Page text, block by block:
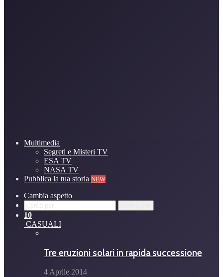
Multimedia
Segreti e Misteri TV
ESA TV
NASA TV
Pubblica la tua storia NEW
Cambia aspetto
10
CASUALI
Tre eruzioni solari in rapida successione
4 Aprile 2014